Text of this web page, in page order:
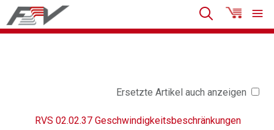
Ersetzte Artikel auch anzeigen
RVS 02.02.37 Geschwindigkeitsbeschränkungen